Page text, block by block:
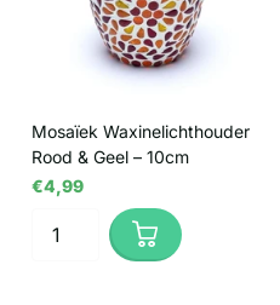
Mosaïek Waxinelichthouder
Rood & Geel – 10cm
€4,99